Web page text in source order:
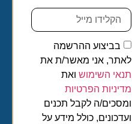
בביצוע ההרשמה
לאתר, אני מאשר/ת את
תנאי השימושואת
מדיניות הפרטיות
ומסכים/ה לקבל תכנים
ועדכונים, כולל מידע על